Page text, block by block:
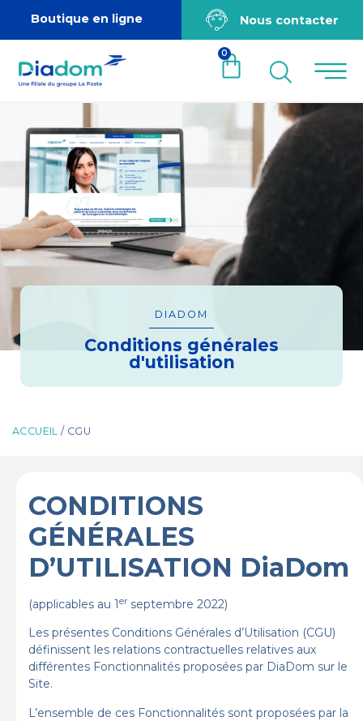
Boutique en ligne Nous contacter
0
DIADOM
Conditions générales
d'utilisation
ACCUEIL / CGU
CONDITIONS
GÉNÉRALES
D’UTILISATION DiaDom
(applicables au 1er septembre 2022)
Les présentes Conditions Générales d’Utilisation (CGU)
définissent les relations contractuelles relatives aux
différentes Fonctionnalités proposées par DiaDom sur le
Site.
L’ensemble de ces Fonctionnalités sont proposées par la